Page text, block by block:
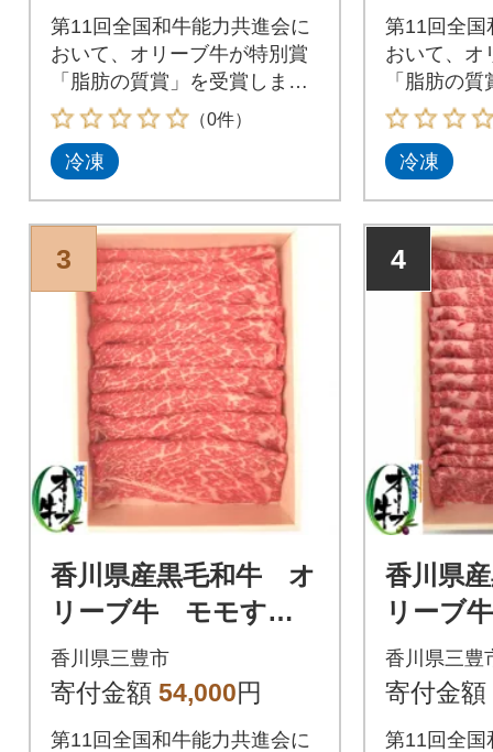
第11回全国和牛能力共進会に
おいて、オリーブ牛が特別賞
「脂肪の質賞」を受賞しまし
た。
（0件）
冷凍
第11回全国
おいて、オ
「脂肪の
た。
冷凍
3
香川県産黒毛和牛 オ
リーブ牛 モモすき
しゃぶ1500g
香川県三豊市
寄付金額 54,000円
第11回全国和牛能力共進会に
4
香川県
リーブ
すきし
香川県三豊
寄付金額
第11回全国